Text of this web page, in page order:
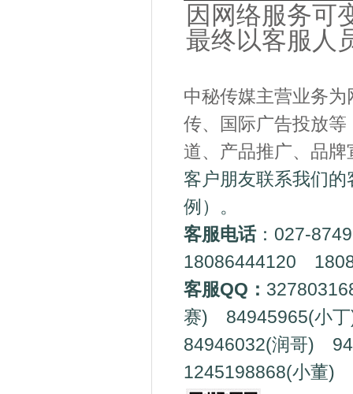
因网络服务可
最终以客服人
中秘传媒主营业务
传、国际广告投放
道、产品推广、品
客户朋友联系我们
例）。
客服电话：027-
18086444120
客服QQ：
赛) 84945965(小
84946032(润哥)
1245198868(小董)